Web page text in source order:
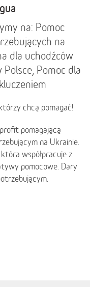
na: Pomoc
na
dla uchodźców
Pomoc dla
chcą pomagać!
pomagającą
na Ukrainie.
współpracuje z
pomocowe. Dary